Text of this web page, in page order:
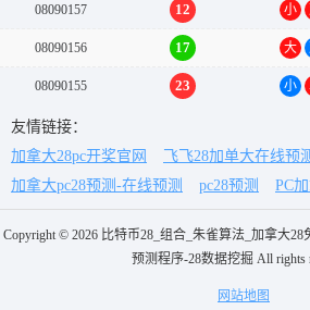
08090157 12 小
08090156 17 大
08090155 23 小
友情链接：
加拿大28pc开奖官网
飞飞28加单大在线预
加拿大pc28预测-在线预测
pc28预测 PC
Copyright © 2026 比特币28_组合_朱雀算法_加拿大
预测程序-28数据挖掘 All rights
网站地图